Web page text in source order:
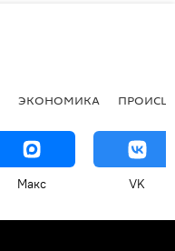
ЭКОНОМИКА
Макс VK